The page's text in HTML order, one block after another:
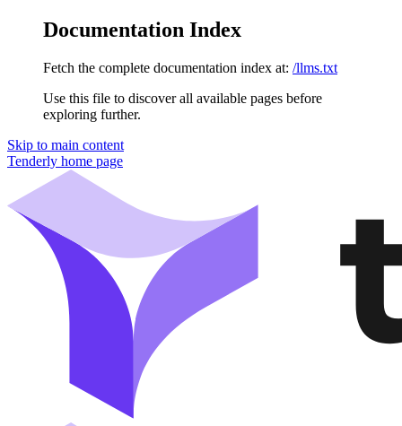
Documentation Index
Fetch the complete documentation index at: /llms.txt
Use this file to discover all available pages before
exploring further.
Skip to main content
Tenderly home page